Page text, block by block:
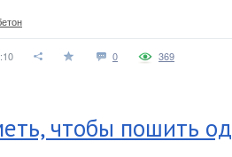
0 369
чтобы пошить